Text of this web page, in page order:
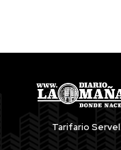
Tarifario Servel